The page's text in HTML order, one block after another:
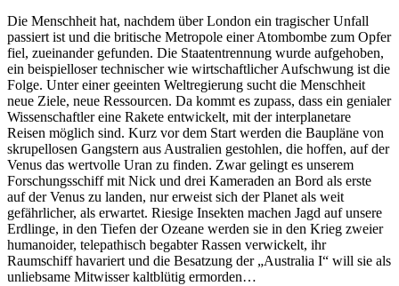
Die Menschheit hat, nachdem über London ein tragischer Unfall
passiert ist und die britische Metropole einer Atombombe zum Opfer
fiel, zueinander gefunden. Die Staatentrennung wurde aufgehoben,
ein beispielloser technischer wie wirtschaftlicher Aufschwung ist die
Folge. Unter einer geeinten Weltregierung sucht die Menschheit
neue Ziele, neue Ressourcen. Da kommt es zupass, dass ein genialer
Wissenschaftler eine Rakete entwickelt, mit der interplanetare
Reisen möglich sind. Kurz vor dem Start werden die Baupläne von
skrupellosen Gangstern aus Australien gestohlen, die hoffen, auf der
Venus das wertvolle Uran zu finden. Zwar gelingt es unserem
Forschungsschiff mit Nick und drei Kameraden an Bord als erste
auf der Venus zu landen, nur erweist sich der Planet als weit
gefährlicher, als erwartet. Riesige Insekten machen Jagd auf unsere
Erdlinge, in den Tiefen der Ozeane werden sie in den Krieg zweier
humanoider, telepathisch begabter Rassen verwickelt, ihr
Raumschiff havariert und die Besatzung der „Australia I“ will sie als
unliebsame Mitwisser kaltblütig ermorden…